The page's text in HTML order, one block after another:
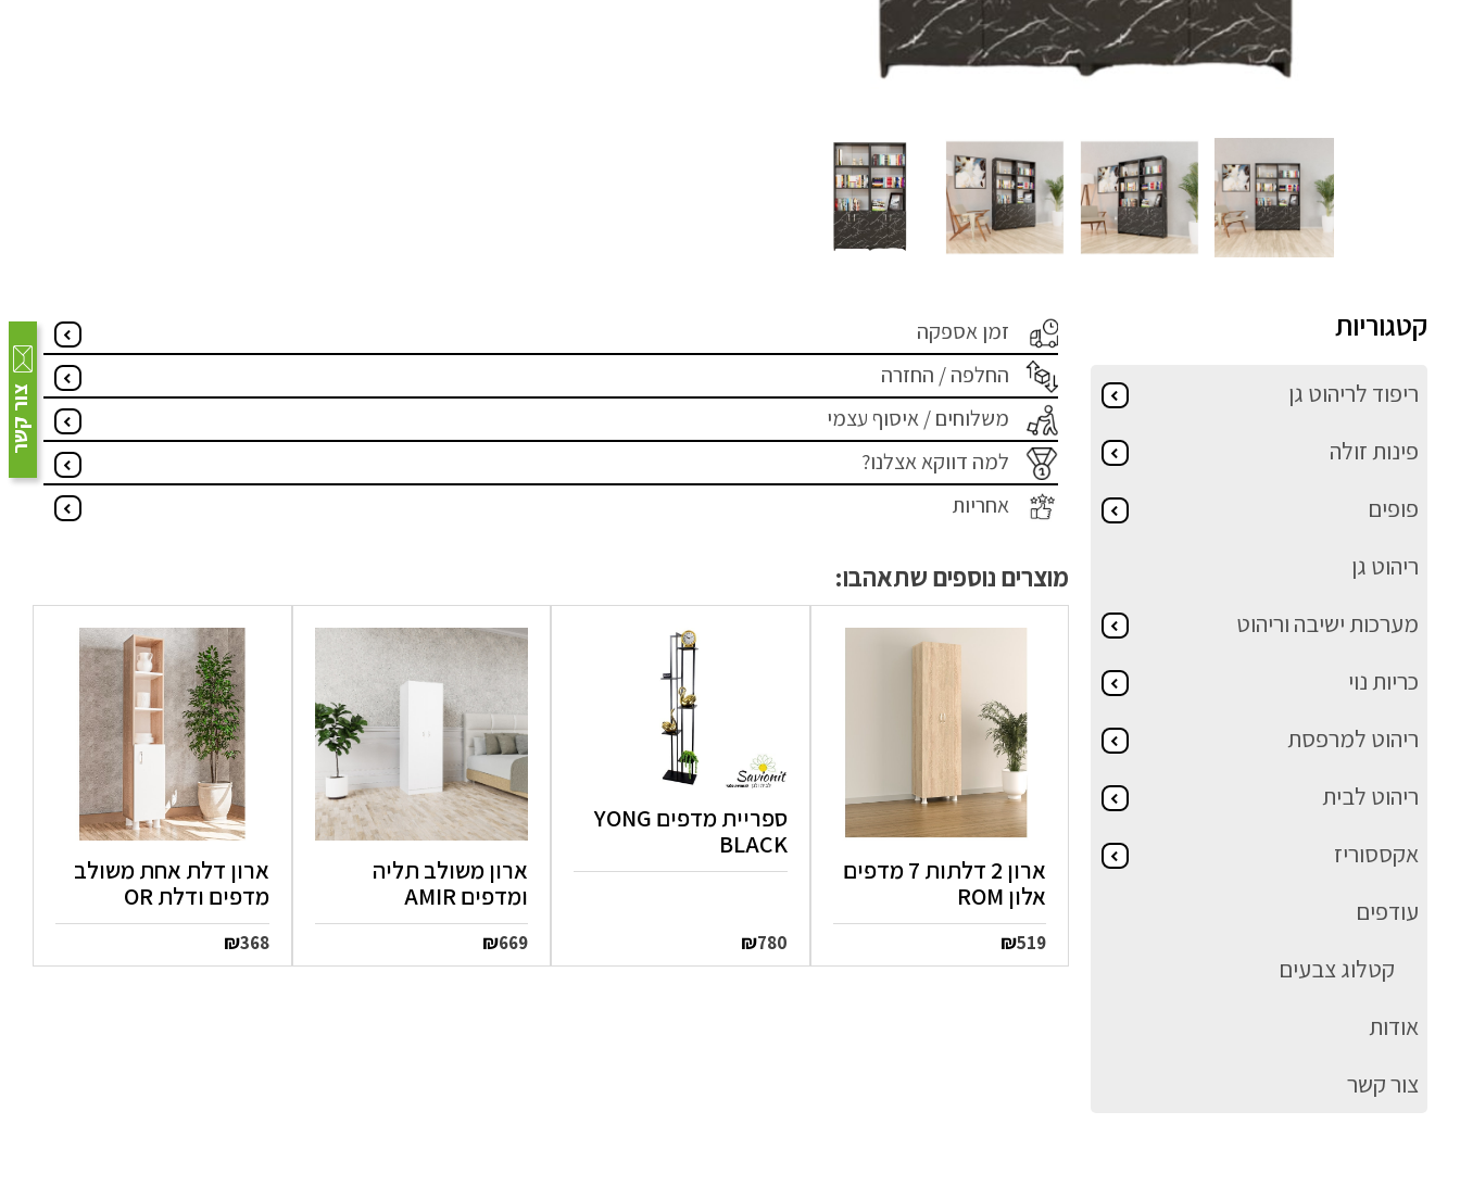
צור קשר
זמן אספקה
החלפה / החזרה
משלוחים / איסוף עצמי
למה דווקא אצלנו?
אחריות
מוצרים נוספים שתאהבו:
ארון 2 דלתות 7 מדפים
אלון ROM
₪519
ספריית מדפים YONG
BLACK
₪780
ארון משולב תליה
ומדפים AMIR
₪669
ארון דלת אחת משולב
מדפים ודלת OR
₪368
קטגוריות
ריפוד לריהוט גן
פינות זולה
פופים
ריהוט גן
מערכות ישיבה וריהוט
כריות נוי
ריהוט למרפסת
ריהוט לבית
אקססוריז
עודפים
קטלוג צבעים
אודות
צור קשר